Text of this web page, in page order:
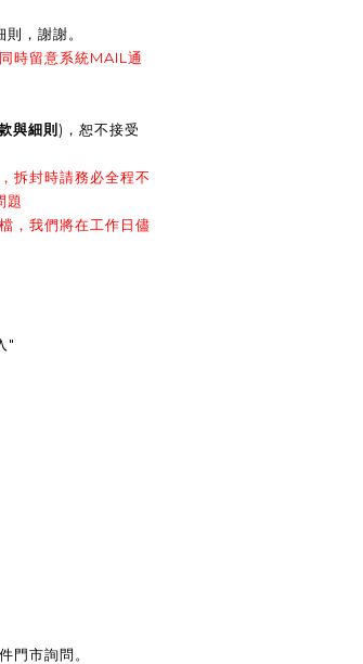
則，謝謝。
時留意系統MAIL通
與細則 )，恕不接受
拆封時請務必全程不
題
，我們將在工作日儘
"
門市詢問。